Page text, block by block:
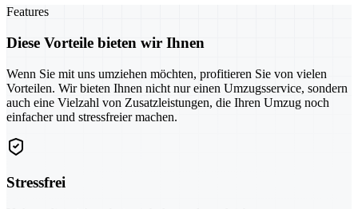
Features
Diese Vorteile bieten wir Ihnen
Wenn Sie mit uns umziehen möchten, profitieren Sie von vielen
Vorteilen. Wir bieten Ihnen nicht nur einen Umzugsservice, sondern
auch eine Vielzahl von Zusatzleistungen, die Ihren Umzug noch
einfacher und stressfreier machen.
Stressfrei